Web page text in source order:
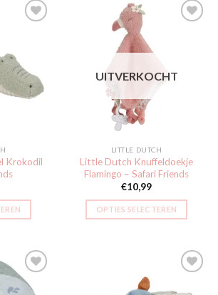
Toevoegen
aan
verlanglijst
Krokodil
verlanglijst
UITVERKOCHT
LITTLE DUTCH
Little Dutch Knuffeldoekje
Flamingo – Safari Friends
€10,99
OPTIES SELECTEREN